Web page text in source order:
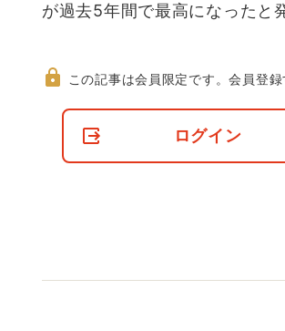
が過去5年間で最高になったと
て
この記事は会員限定です。会員登録
ログイン